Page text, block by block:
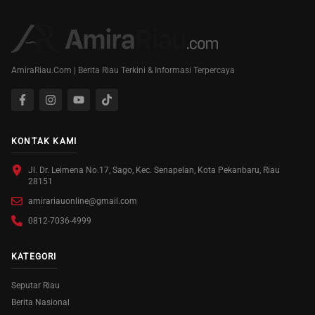
AmiraRiau.Com | Berita Riau Terkini & Informasi Terpercaya
KONTAK KAMI
Jl. Dr. Leimena No.17, Sago, Kec. Senapelan, Kota Pekanbaru, Riau
28151
amirariauonline@gmail.com
0812-7036-4999
KATEGORI
Seputar Riau
Berita Nasional